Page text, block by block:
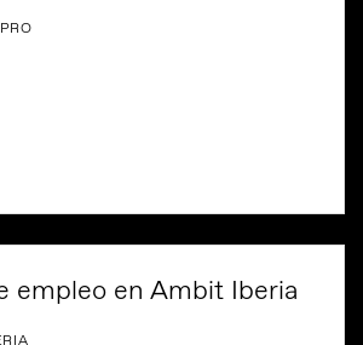
empleo en Ambit Iberia